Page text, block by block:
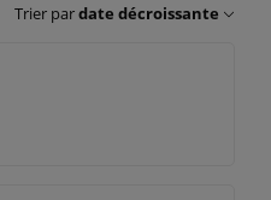
Trier pardate décroissante